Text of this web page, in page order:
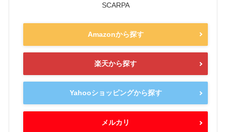
SCARPA
Amazonから探す
楽天から探す
Yahooショッピングから探す
メルカリ